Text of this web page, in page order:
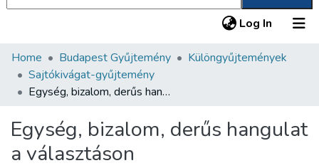
Log In (current)
Communities & Collections
All of DSpace
About us
Home Budapest Gyűjtemény
Különgyűjtemények
Sajtókivágat-gyűjtemény
Egység, bizalom, derűs hangulat a választáson
Egység, bizalom, derűs hangulat
a választáson